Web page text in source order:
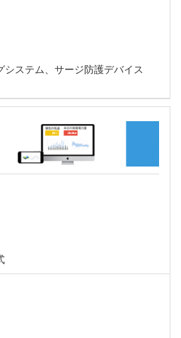
ステム、サージ防護デバイス